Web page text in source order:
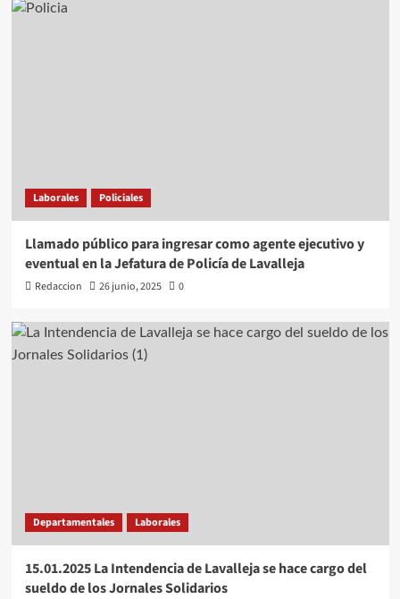
Laborales Policiales
Llamado público para ingresar como agente ejecutivo y
eventual en la Jefatura de Policía de Lavalleja
Redaccion 26 junio, 2025 0
Departamentales Laborales
15.01.2025 La Intendencia de Lavalleja se hace cargo del
sueldo de los Jornales Solidarios